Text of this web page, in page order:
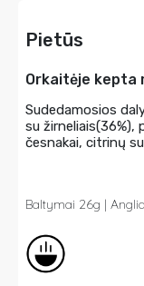
Pietūs
Orkaitėje kepta
Sudedamosios
su žirneliais(36%),
česnakai, citrinų
Baltymai 26g |